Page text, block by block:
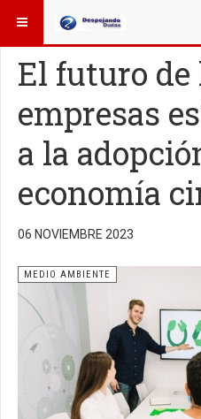
ESTÁ AQUÍ: OTROS TEMAS
El futuro de
empresas
a la
economía
06 NOVIEMBRE 2023
MEDIO AMBIENTE